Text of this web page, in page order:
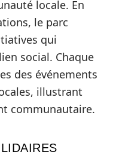
locale. En
le parc
qui
social. Chaque
des événements
illustrant
communautaire.